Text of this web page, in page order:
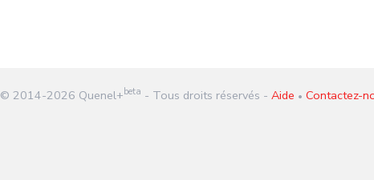
© 2014-2026 Quenel+beta - Tous droits réservés - Aide • Contactez-